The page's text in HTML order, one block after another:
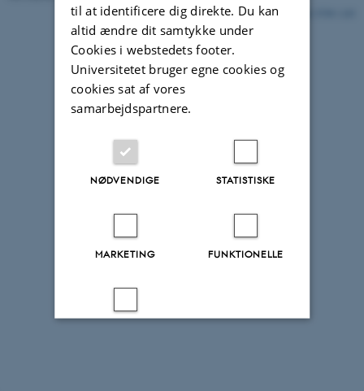
til at identificere dig direkte. Du kan
altid ændre dit samtykke under
Cookies i webstedets footer.
Universitetet bruger egne cookies og
cookies sat af vores
samarbejdspartnere.
NØDVENDIGE STATISTISKE
MARKETING FUNKTIONELLE